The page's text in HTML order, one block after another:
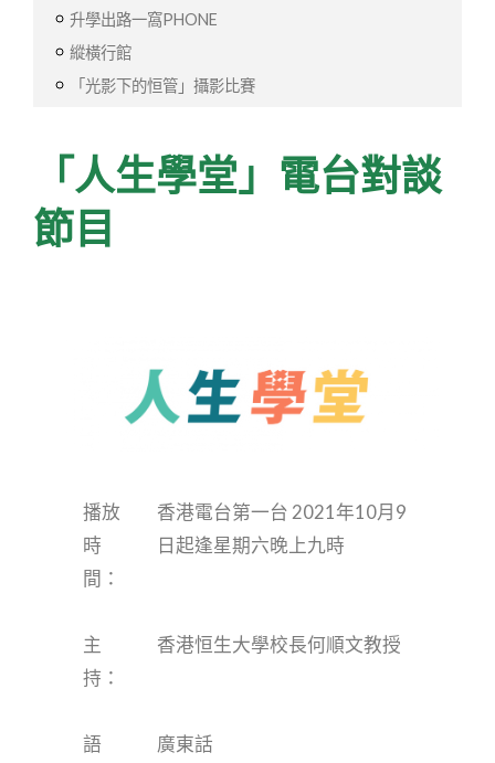
升學出路一窩PHONE
縱橫行館
「光影下的恒管」攝影比賽
「人生學堂」電台對談
節目
播放
時
間：
香港電台第一台 2021年10月9
日起逢星期六晚上九時
主
持：
香港恒生大學校長何順文教授
語
廣東話